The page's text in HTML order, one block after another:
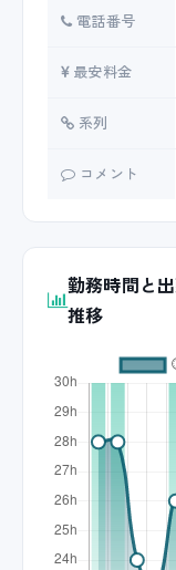
電話番号
最安料金
系列
コメント
勤務時間と
推移